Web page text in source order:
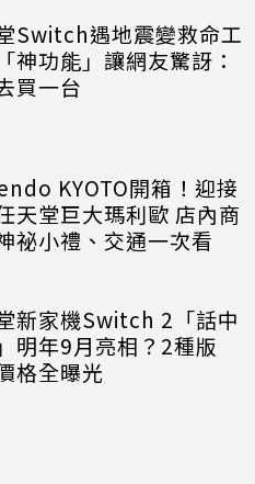
Switch遇地震變救命工
神功能」讓網友驚訝：
買一台
KYOTO開箱！迎接
天堂巨大瑪利歐 店內商
祕小禮、交通一次看
新家機Switch 2「話中
明年9月亮相？2種版
格全曝光